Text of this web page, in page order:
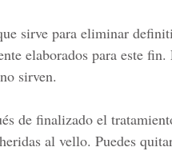
sirve para eliminar
elaborados para este
sirven.
de finalizado el
al vello. Puedes